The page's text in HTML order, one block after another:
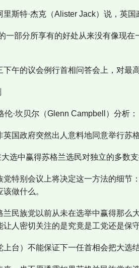
斯特·杰克（Alister Jack）说，英
一部分所享有的好处从来没有像现
午的议会例行首相问答会上，对最
·坎贝尔（Glenn Campbell）分析：
国政府突然出人意料地同意举行苏
选中赢得苏格兰选民对独立的多数
党特别会议上将决定这一方法的细
做什么。
兰民族党以前从未在选举中赢得那么
人密切关注的是究竟是工党还是保
台）不能保证下一任首相会把大选